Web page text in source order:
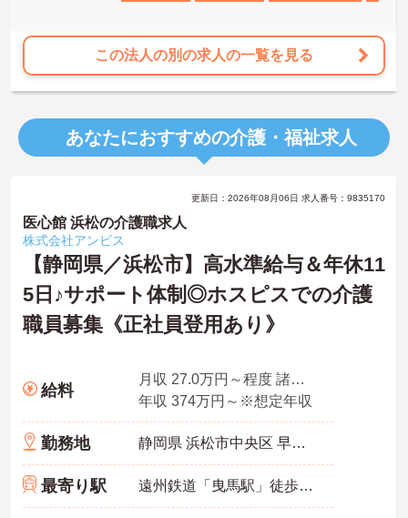
この法人の別の求人の一覧を見る
あなたにおすすめの介護・福祉求人
更新日：2026年08月06日 求人番号：9835170
医心館 浜松の介護職求人
株式会社アンビス
【静岡県／浜松市】高水準給与＆年休11
5日♪サポート体制◎ホスピスでの介護
職員募集《正社員登用あり》
給料
月収 27.0万円～程度 諸手当込・夜勤4回/月想定
年収 374万円～※想定年収
勤務地 静岡県 浜松市中央区 早出町872-7
最寄り駅 遠州鉄道「曳馬駅」徒歩10分